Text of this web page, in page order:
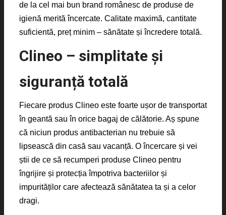
de la cel mai bun brand românesc de produse de
igienă merită încercate. Calitate maximă, cantitate
suficientă, preț minim – sănătate și încredere totală.
Clineo – simplitate și
siguranță totală
Fiecare produs Clineo este foarte ușor de transportat
în geantă sau în orice bagaj de călătorie. Aș spune
că niciun produs antibacterian nu trebuie să
lipsească din casă sau vacanță. O încercare și vei
știi de ce să recumperi produse Clineo pentru
îngrijire și protecția împotriva bacteriilor și
impurităților care afectează sănătatea ta și a celor
dragi.